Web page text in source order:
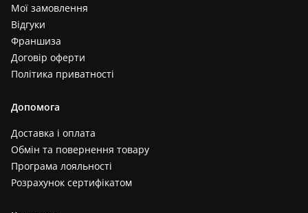
Мої замовлення
Відгуки
Франшиза
Договір оферти
Політика приватності
Допомога
Доставка і оплата
Обмін та повернення товару
Програма лояльності
Розрахунок сертифікатом